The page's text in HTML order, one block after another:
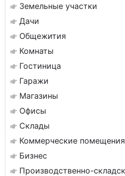
Земельные участки
Дачи
Общежития
Комнаты
Гостиница
Гаражи
Магазины
Офисы
Склады
Коммерческие помещения
Бизнес